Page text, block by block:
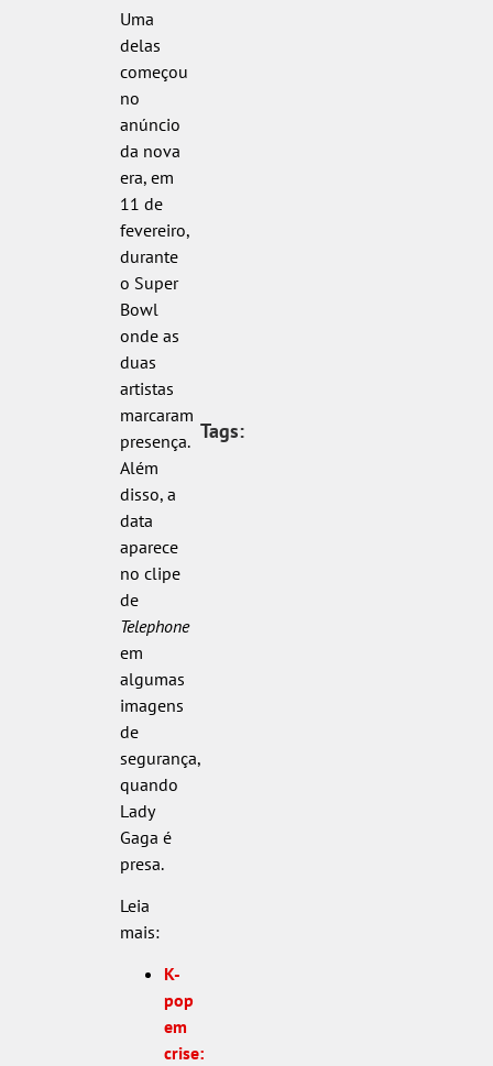
Uma
delas
começou
no
anúncio
da nova
era, em
11 de
fevereiro,
durante
o Super
Bowl
onde as
duas
artistas
marcaram
presença.
Além
disso, a
data
aparece
no clipe
de
Telephone
em
algumas
imagens
de
segurança,
quando
Lady
Gaga é
presa.
Leia
mais:
K-
pop
em
crise:
Tags: